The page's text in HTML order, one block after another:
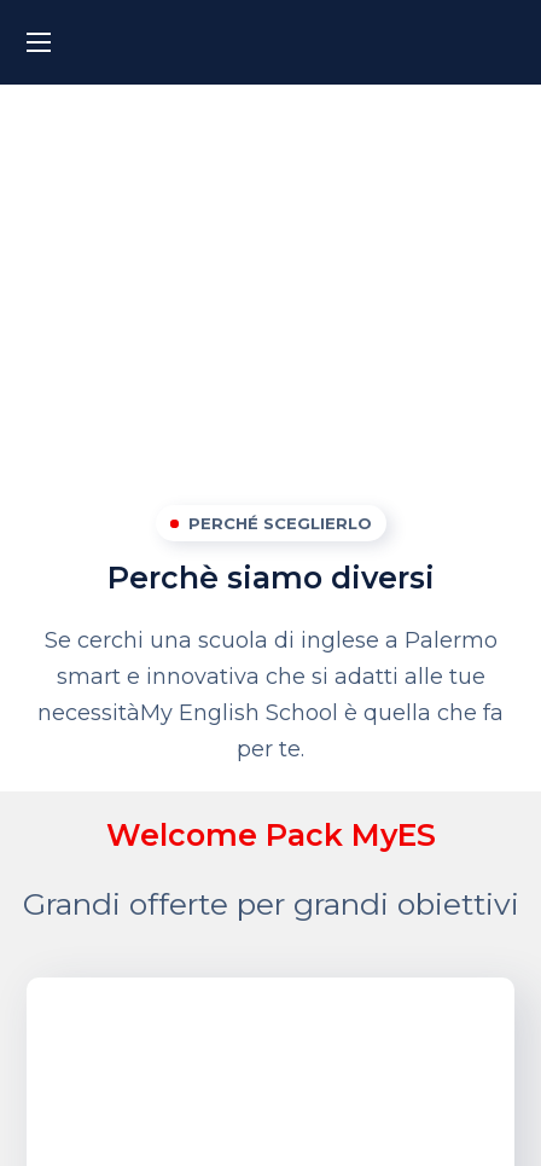
PERCHÉ SCEGLIERLO
Perchè siamo diversi
Se cerchi una scuola di inglese a Palermo
smart e innovativa che si adatti alle tue
necessitàMy English School è quella che fa
per te.
Welcome Pack MyES
Grandi offerte per grandi obiettivi